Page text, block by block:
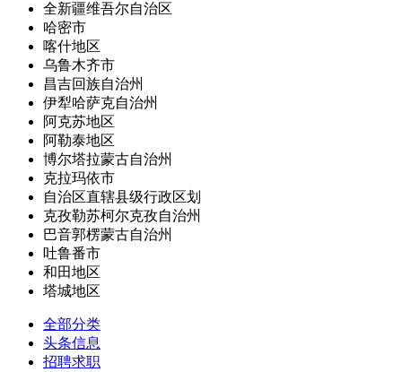
全新疆维吾尔自治区
哈密市
喀什地区
乌鲁木齐市
昌吉回族自治州
伊犁哈萨克自治州
阿克苏地区
阿勒泰地区
博尔塔拉蒙古自治州
克拉玛依市
自治区直辖县级行政区划
克孜勒苏柯尔克孜自治州
巴音郭楞蒙古自治州
吐鲁番市
和田地区
塔城地区
全部分类
头条信息
招聘求职